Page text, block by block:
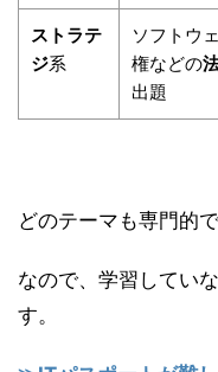
ストラテ
ジ系
ソフトウ
権などの
出題
どのテーマも専門的で
なので、学習してい
す。